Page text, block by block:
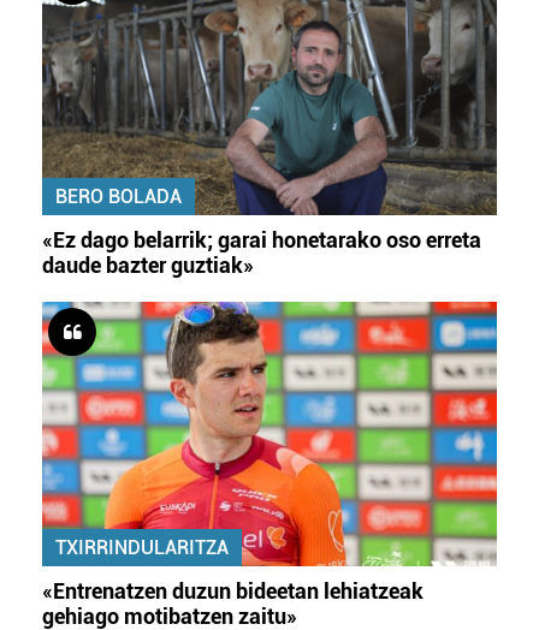
BERO BOLADA
«Ez dago belarrik; garai honetarako oso erreta
daude bazter guztiak»
TXIRRINDULARITZA
«Entrenatzen duzun bideetan lehiatzeak
gehiago motibatzen zaitu»